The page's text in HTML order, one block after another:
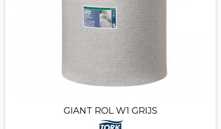
GIANT ROL W1 GRIJS